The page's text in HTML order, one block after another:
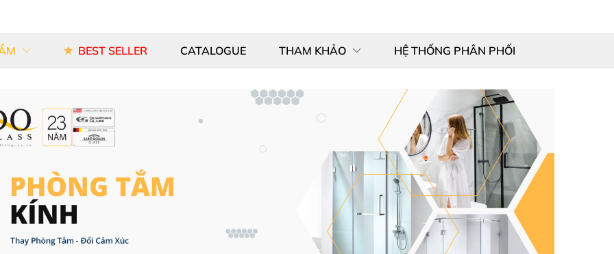
BEST SELLER CATALOGUE THAM KHẢO HỆ THỐNG PHÂN PHỐI